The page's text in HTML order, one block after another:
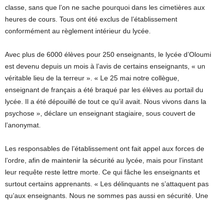
classe, sans que l’on ne sache pourquoi dans les cimetières aux
heures de cours. Tous ont été exclus de l’établissement
conformément au règlement intérieur du lycée.
Avec plus de 6000 élèves pour 250 enseignants, le lycée d’Oloumi
est devenu depuis un mois à l’avis de certains enseignants, « un
véritable lieu de la terreur ». « Le 25 mai notre collègue,
enseignant de français a été braqué par les élèves au portail du
lycée. Il a été dépouillé de tout ce qu’il avait. Nous vivons dans la
psychose », déclare un enseignant stagiaire, sous couvert de
l’anonymat.
Les responsables de l’établissement ont fait appel aux forces de
l’ordre, afin de maintenir la sécurité au lycée, mais pour l’instant
leur requête reste lettre morte. Ce qui fâche les enseignants et
surtout certains apprenants. « Les délinquants ne s’attaquent pas
qu’aux enseignants. Nous ne sommes pas aussi en sécurité. Une